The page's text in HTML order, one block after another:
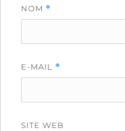
NOM *
E-MAIL *
SITE WEB